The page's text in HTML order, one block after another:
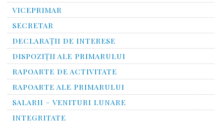
VICEPRIMAR
SECRETAR
DECLARAȚII DE INTERESE
DISPOZIȚII ALE PRIMARULUI
RAPOARTE DE ACTIVITATE
RAPOARTE ALE PRIMARULUI
SALARII – VENITURI LUNARE
INTEGRITATE